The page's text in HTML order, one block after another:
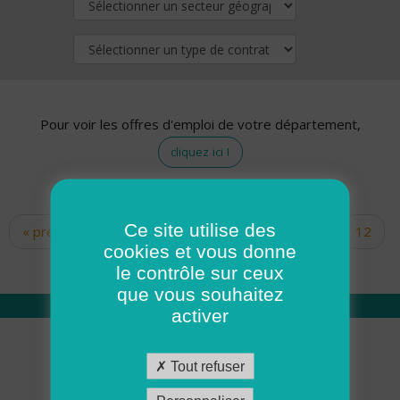
Pour voir les offres d'emploi de votre département,
cliquez ici !
Pages
« premier ‹ précédent … 10
12
14 15 16 17
Qui sommes nous
Académie ADMR
Ce site utilise des
cookies et vous donne
le contrôle sur ceux
que vous souhaitez
activer
Tout refuser